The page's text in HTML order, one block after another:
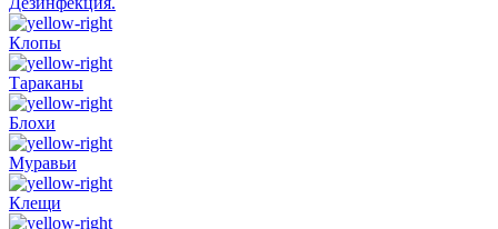
Клопы
Тараканы
Блохи
Муравьи
Клещи